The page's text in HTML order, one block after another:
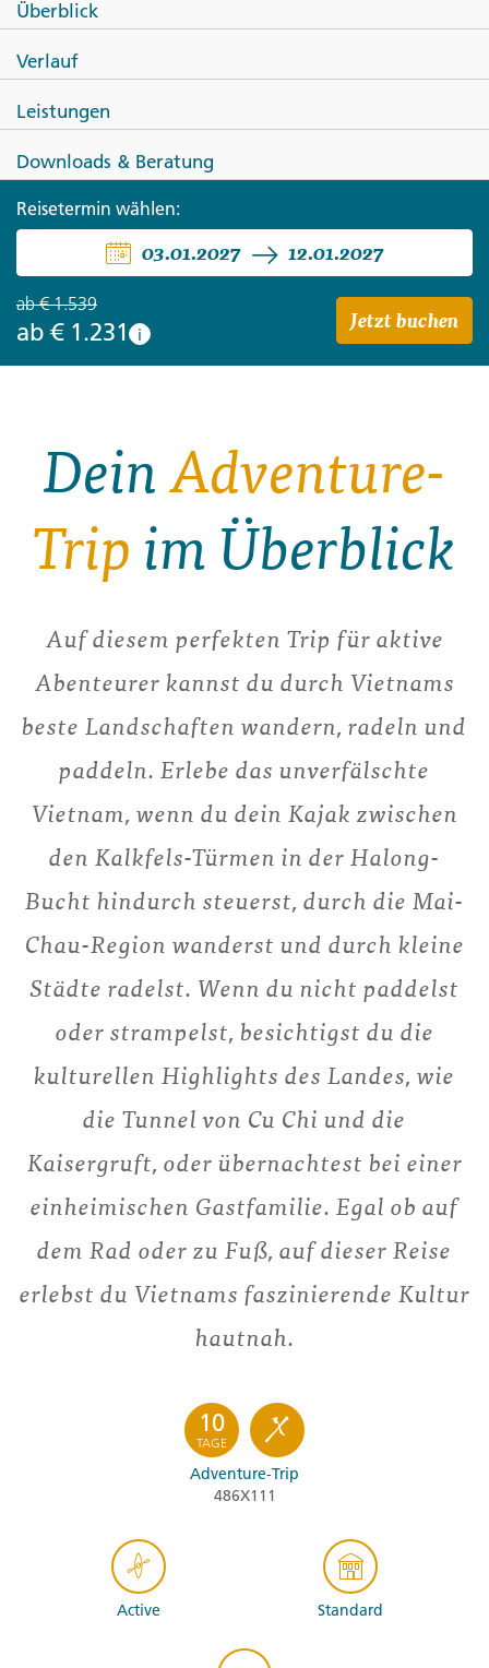
Vietnam - Wandern, Fahrrad
Überblick
Verlauf
Leistungen
Downloads & Beratung
Reisetermin wählen:
03.01.2027 12.01.2027
ab€ 1.539
ab € 1.231 i Jetzt buchen
DeinAdventure-
Trip im Überblick
Auf diesem perfekten Trip für aktive
Abenteurer kannst du durch Vietnams
beste Landschaften wandern, radeln und
paddeln. Erlebe das unverfälschte
Vietnam, wenn du dein Kajak zwischen
den Kalkfels-Türmen in der Halong-
Bucht hindurch steuerst, durch die Mai-
Chau-Region wanderst und durch kleine
Städte radelst. Wenn du nicht paddelst
oder strampelst, besichtigst du die
kulturellen Highlights des Landes, wie
die Tunnel von Cu Chi und die
Kaisergruft, oder übernachtest bei einer
einheimischen Gastfamilie. Egal ob auf
dem Rad oder zu Fuß, auf dieser Reise
erlebst du Vietnams faszinierende Kultur
hautnah.
10
TAGE
Adventure-Trip
486X111
Active Standard